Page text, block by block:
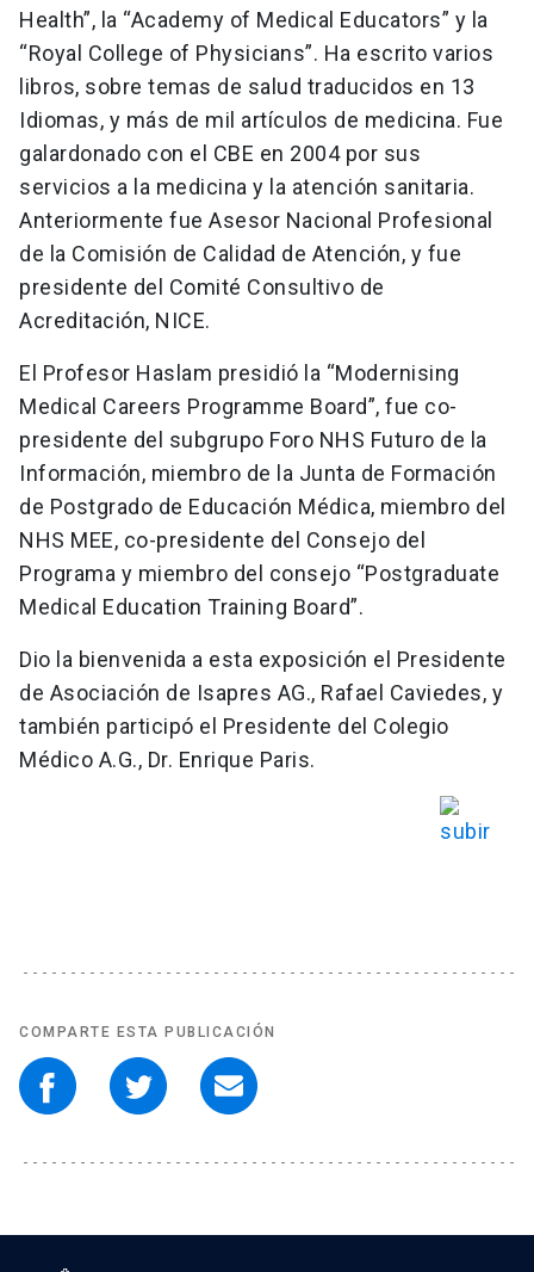
Health”, la “Academy of Medical Educators” y la
“Royal College of Physicians”. Ha escrito varios
libros, sobre temas de salud traducidos en 13
Idiomas, y más de mil artículos de medicina. Fue
galardonado con el CBE en 2004 por sus
servicios a la medicina y la atención sanitaria.
Anteriormente fue Asesor Nacional Profesional
de la Comisión de Calidad de Atención, y fue
presidente del Comité Consultivo de
Acreditación, NICE.
El Profesor Haslam presidió la “Modernising
Medical Careers Programme Board”, fue co-
presidente del subgrupo Foro NHS Futuro de la
Información, miembro de la Junta de Formación
de Postgrado de Educación Médica, miembro del
NHS MEE, co-presidente del Consejo del
Programa y miembro del consejo “Postgraduate
Medical Education Training Board”.
Dio la bienvenida a esta exposición el Presidente
de Asociación de Isapres AG., Rafael Caviedes, y
también participó el Presidente del Colegio
Médico A.G., Dr. Enrique Paris.
COMPARTE ESTA PUBLICACIÓN